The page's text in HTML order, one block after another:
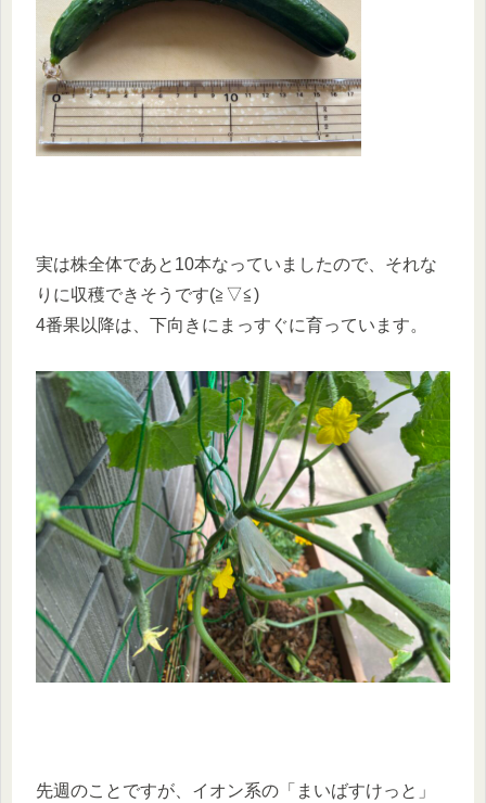
実は株全体であと10本なっていましたので、それな
りに収穫できそうです(≧▽≦)
4番果以降は、下向きにまっすぐに育っています。
先週のことですが、イオン系の「まいばすけっと」